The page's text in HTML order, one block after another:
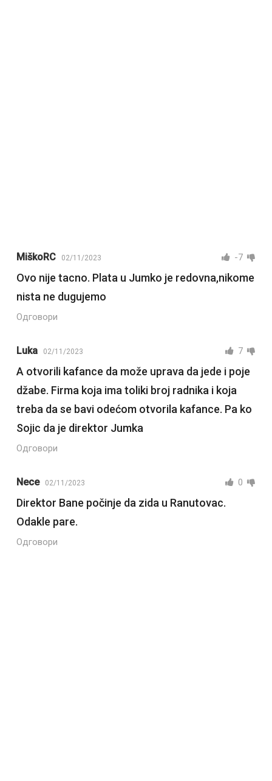
MiškoRC 02/11/2023 -7
Ovo nije tacno. Plata u Jumko je redovna,nikome
nista ne dugujemo
Одговори
Luka 02/11/2023 7
A otvorili kafance da može uprava da jede i poje
džabe. Firma koja ima toliki broj radnika i koja
treba da se bavi odećom otvorila kafance. Pa ko
Sojic da je direktor Jumka
Одговори
Nece 02/11/2023 0
Direktor Bane počinje da zida u Ranutovac.
Odakle pare.
Одговори